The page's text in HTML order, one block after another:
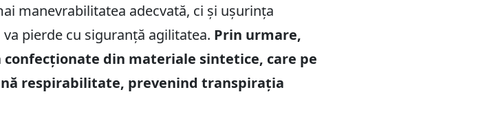
manevrabilitatea adecvată, ci și ușurința
pierde cu siguranță agilitatea. Prin urmare,
din materiale sintetice, care pe
respirabilitate, prevenind transpirația